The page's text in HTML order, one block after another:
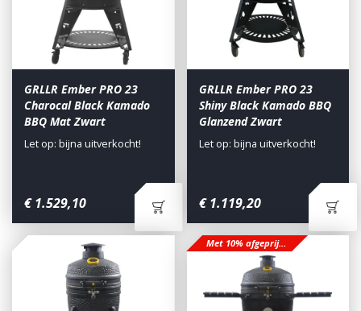
GRLLR Ember PRO 23
Charocal Black Kamado
BBQ Mat Zwart
€ 1.529,10
Let op: bijna uitverkocht!
GRLLR Ember PRO 23
Shiny Black Kamado BBQ
Glanzend Zwart
€ 1.119,20
Let op: bijna uitverkocht!
Met 10% afgeprijsd